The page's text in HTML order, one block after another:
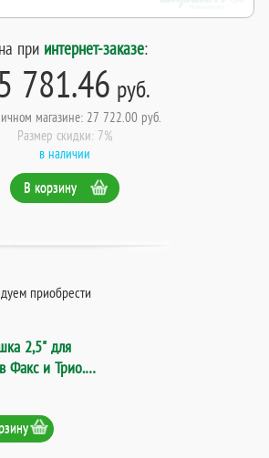
при интернет-заказе:
781.46 руб.
магазине: 27 722.00 руб.
Размер скидки: 7%
в наличии
В корзину
приобрести
2,5" для
Факс и Трио.